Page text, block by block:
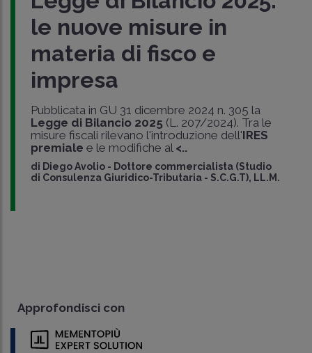
le nuove misure in
materia di fisco e
impresa
Pubblicata in GU 31 dicembre 2024 n. 305 la
Legge di Bilancio 2025(L. 207/2024). Tra le
misure fiscali rilevano l'introduzione dell'IRES
premiale e le modifiche al <..
di Diego Avolio - Dottore commercialista (Studio
di Consulenza Giuridico-Tributaria - S.C.G.T), LL.M.
Approfondisci con